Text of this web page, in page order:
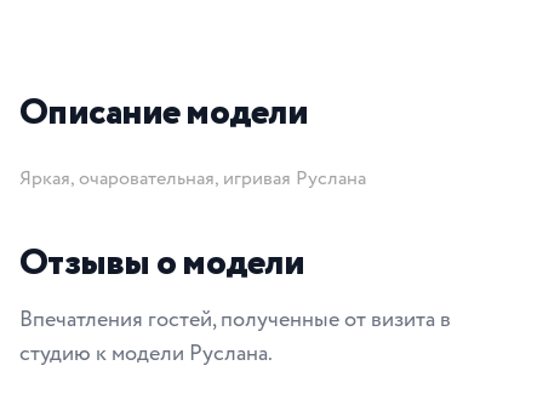
Описание модели
Яркая, очаровательная, игривая Руслана
Отзывы о модели
Впечатления гостей, полученные от визита в
студию к модели Руслана.